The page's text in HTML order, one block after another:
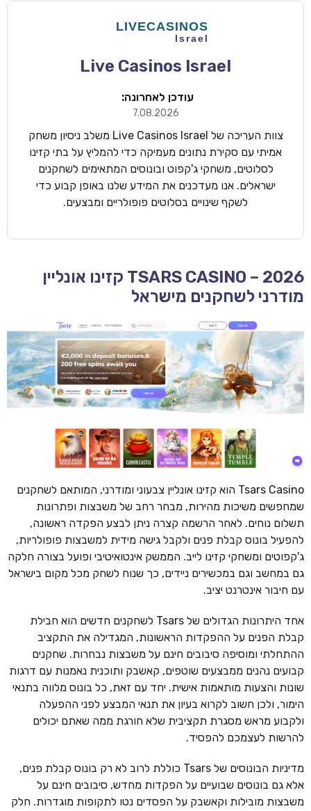
Live Casinos Israel
עודכן לאחרונה:
7.08.2026
צוות העריכה של Live Casinos Israel משלב ניסיון משחק
אמיתי עם סקירת נתונים מעמיקה כדי להמליץ על בתי קזינו
לסלוטים, משחקי ג'קפוט ובונוסים המתאימים לשחקנים
ישראלים. אנו מעדכנים את המידע שלנו באופן קבוע כדי
לשקף שינויים בסלוטים פופולריים ומבצעים.
TSARS CASINO – 2026 קזינו אונליין
מודרני לשחקנים מישראל
Tsars Casino הוא קזינו אונליין צבעוני ומודרני, המותאם לשחקנים
שמחפשים משיכות מהירות, מבחר רחב של משבצות ופתרונות
תשלום נוחים. לאחר הרשמה קצרה ניתן לבצע הפקדה ראשונה,
להפעיל בונוס קבלת פנים ולקבל גישה מידית למשבצות פופולריות,
ג'קפוטים ומשחקי קזינו לייב. הממשק אינטואיטיבי ופועל בצורה חלקה
גם במחשב וגם במכשירים ניידים, כך שנוח לשחק מכל מקום בישראל
עם חיבור אינטרנט יציב.
אחד היתרונות הגדולים של Tsars לשחקנים חדשים הוא חבילת
קבלת הפנים על ההפקדות הראשונות, המגדילה את התקציב
ההתחלתי ומוסיפה סיבובים חינם על משבצות נבחרות. שחקנים
קבועים נהנים ממבצעים שוטפים, קאשבק ותוכנית נאמנות עם דרגות
שונות והצעות מותאמות אישית. יחד עם זאת, כל בונוס מלווה בתנאי
הימור, ולכן חשוב לקרוא בעיון את תנאי המבצע לפני ההפעלה
ולקבוע מראש מסגרת תקציבית שלא חורגת ממה שאתם יכולים
להרשות לעצמכם להפסיד.
מדיניות הבונוסים של Tsars כוללת לרוב לא רק בונוס קבלת פנים,
אלא גם בונוסים שבועיים על הפקדות מחדש, סיבובים חינם על
משבצות מובילות וקאשבק על הפסדים נטו לתקופות מוגדרות. חלק